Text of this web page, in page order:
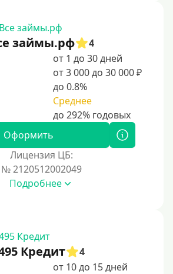
займы.рф
4
от 1 до 30 дней
от 3 000 до 30 000 ₽
до 0.8%
Среднее
Оформить
Лицензия ЦБ:
№ 2120512002049
Подробнее
Кредит
4
от 10 до 15 дней